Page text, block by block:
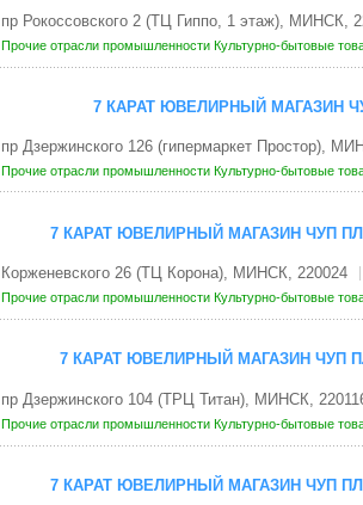
пр Рокоссовского 2 (ТЦ Гиппо, 1 этаж), МИНСК,
Прочие отрасли промышленности Культурно-бытовые
7 КАРАТ ЮВЕЛИРНЫЙ МАГАЗИН
пр Дзержинского 126 (гипермаркет Простор),
Прочие отрасли промышленности Культурно-бытовые
7 КАРАТ ЮВЕЛИРНЫЙ МАГАЗИН ЧУП
Корженевского 26 (ТЦ Корона), МИНСК, 220024
Прочие отрасли промышленности Культурно-бытовые
7 КАРАТ ЮВЕЛИРНЫЙ МАГАЗИН ЧУП
пр Дзержинского 104 (ТРЦ Титан), МИНСК,
Прочие отрасли промышленности Культурно-бытовые
7 КАРАТ ЮВЕЛИРНЫЙ МАГАЗИН ЧУП